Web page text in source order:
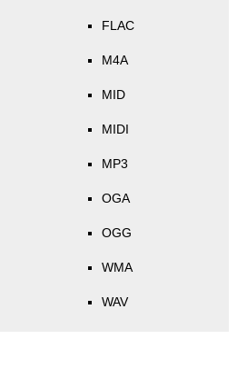
FLAC
M4A
MID
MIDI
MP3
OGA
OGG
WMA
WAV